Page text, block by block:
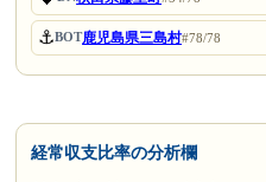
⚓BOT鹿児島県三島村#78/78
経常収支比率の分析欄